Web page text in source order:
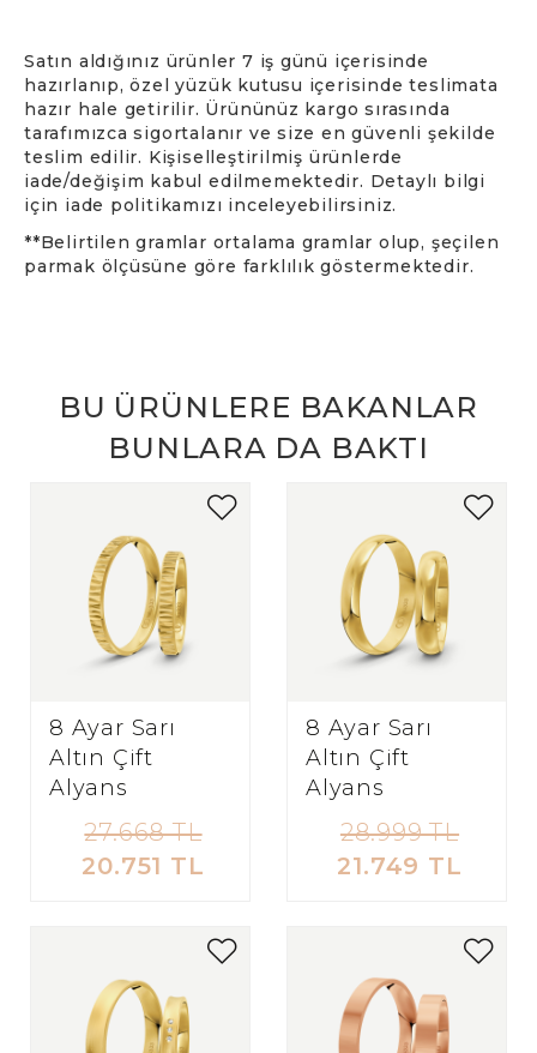
Satın aldığınız ürünler 7 iş günü içerisinde
hazırlanıp, özel yüzük kutusu içerisinde teslimata
hazır hale getirilir. Ürününüz kargo sırasında
tarafımızca sigortalanır ve size en güvenli şekilde
teslim edilir. Kişiselleştirilmiş ürünlerde
iade/değişim kabul edilmemektedir. Detaylı bilgi
için iade politikamızı inceleyebilirsiniz.
**Belirtilen gramlar ortalama gramlar olup, şeçilen
parmak ölçüsüne göre farklılık göstermektedir.
BU ÜRÜNLERE BAKANLAR
BUNLARA DA BAKTI
8 Ayar Sarı
Altın Çift
Alyans
27.668 TL
20.751 TL
8 Ayar Sarı
Altın Çift
Alyans
28.999 TL
21.749 TL